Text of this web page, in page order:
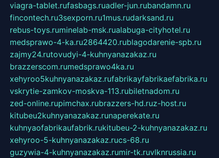
viagra-tablet.rufasbags.ruadler-jun.rubandamn.ru
fincontech.ru3sexporn.ru1mus.rudarksand.ru
rebus-toys.ruminelab-msk.rualabuga-cityhotel.ru
medsprawo-4-ka.ru2864420.rublagodarenie-spb.ru
zajmy24.rutovudyi-4-kuhnyanazakaz.ru
brazzerscom.rumedsprawo4ka.ru
xehyroo5kuhnyanazakaz.rufabrikayfabrikaefabrika.ru
vskrytie-zamkov-moskva-113.rubiletnadom.ru
zed-online.rupimchax.rubrazzers-hd.ruz-host.ru
kitubeu2kuhnyanazakaz.runaperekate.ru
kuhnyaofabrikaufabrik.rukitubeu-2-kuhnyanazakaz.ru
xehyroo-5-kuhnyanazakaz.rucs-68.ru
guzywia-4-kuhnyanazakaz.rumir-tk.ruvlknrussia.ru